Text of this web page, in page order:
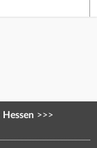
Hessen >>>